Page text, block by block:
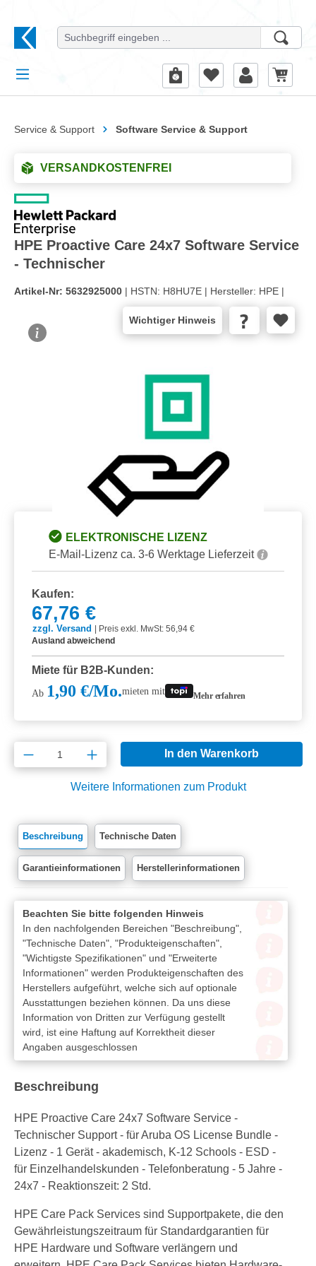
Service & Support Software Service & Support
VERSANDKOSTENFREI
HPE Proactive Care 24x7 Software Service
- Technischer
Artikel-Nr: 5632925000 | HSTN: H8HU7E | Hersteller: HPE |
Wichtiger Hinweis
ELEKTRONISCHE LIZENZ
E-Mail-Lizenz ca. 3-6 Werktage Lieferzeit
Kaufen:
67,76 €
zzgl. Versand | Preis exkl. MwSt: 56,94 €
Ausland abweichend
Miete für B2B-Kunden:
Ab 1,90 €/Mo.mieten mit Mehr erfahren
Produkt Anzahl: Gib den gewünschten
In den Warenkorb
Weitere Informationen zum Produkt
Beschreibung Technische Daten
Garantieinformationen Herstellerinformationen
Beachten Sie bitte folgenden Hinweis
In den nachfolgenden Bereichen "Beschreibung",
"Technische Daten", "Produkteigenschaften",
"Wichtigste Spezifikationen" und "Erweiterte
Informationen" werden Produkteigenschaften des
Herstellers aufgeführt, welche sich auf optionale
Ausstattungen beziehen können. Da uns diese
Information von Dritten zur Verfügung gestellt
wird, ist eine Haftung auf Korrektheit dieser
Angaben ausgeschlossen
Beschreibung
HPE Proactive Care 24x7 Software Service -
Technischer Support - für Aruba OS License Bundle -
Lizenz - 1 Gerät - akademisch, K-12 Schools - ESD -
für Einzelhandelskunden - Telefonberatung - 5 Jahre -
24x7 - Reaktionszeit: 2 Std.
HPE Care Pack Services sind Supportpakete, die den
Gewährleistungszeitraum für Standardgarantien für
HPE Hardware und Software verlängern und